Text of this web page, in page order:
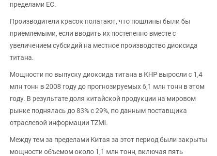
пределами ЕС.
Производители красок полагают, что пошлины были бы
приемлемыми, если вводить их постепенно вместе с
увеличением субсидий на местное производство диоксида
титана.
Мощности по выпуску диоксида титана в КНР выросли с 1,4
млн тонн в 2008 году до прогнозируемых 6,1 млн тонн в этом
году. В результате доля китайской продукции на мировом
рынке поднялась до 83% с 29%, по данным поставщика
отраслевой информации TZMI.
Между тем за пределами Китая за этот период были закрыты
мощности объемом около 1,1 млн тонн, включая пять